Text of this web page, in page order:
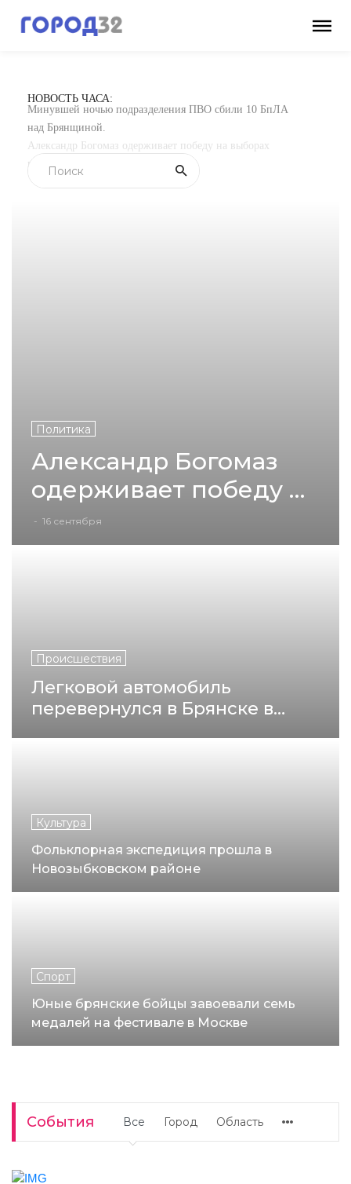
НОВОСТЬ ЧАСА:
Александр Богомаз одерживает победу на выборах
губернатора Брянской области
Минувшей ночью подразделения ПВО сбили 10 БпЛА
над Брянщиной.
Политика
Александр Богомаз
одерживает победу на
выборах губернатора
Брянской области
- 16 сентября
Происшествия
Легковой автомобиль
перевернулся в Брянске в
Культура
Фольклорная экспедиция прошла в
Новозыбковском районе
Спорт
Юные брянские бойцы завоевали семь
медалей на фестивале в Москве
События Все Город Область